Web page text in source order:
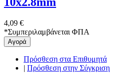
4,09 €
*Συμπεριλαμβάνεται ΦΠΑ
Αγορά
Πρόσθεση στα Επιθυμητά
| Πρόσθεση στην Σύγκριση